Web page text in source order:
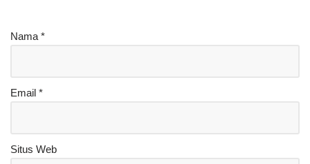
Nama *
Email *
Situs Web